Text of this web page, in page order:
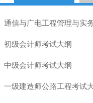
通信与广电工程管理与实
初级会计师考试大纲
中级会计师考试大纲
一级建造师公路工程考试